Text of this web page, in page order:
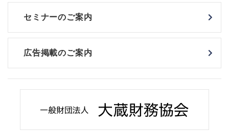
セミナーのご案内
広告掲載のご案内